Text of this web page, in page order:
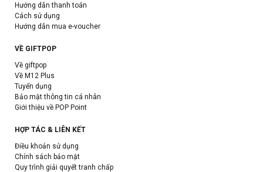
Hướng dẫn thanh toán
Cách sử dụng
Hướng dẫn mua e-voucher
VỀ GIFTPOP
Về giftpop
Về M12 Plus
Tuyển dụng
Bảo mật thông tin cá nhân
Giới thiệu về POP Point
HỢP TÁC & LIÊN KẾT
Điều khoản sử dụng
Chính sách bảo mật
Quy trình giải quyết tranh chấp